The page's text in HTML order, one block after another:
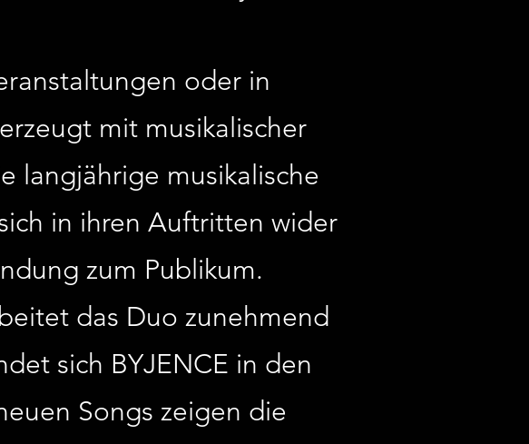
oder in
mit musikalischer
langjährige musikalische
in ihren Auftritten wider
zum Publikum.
das Duo zunehmend
sich BYJENCE in den
Songs zeigen die